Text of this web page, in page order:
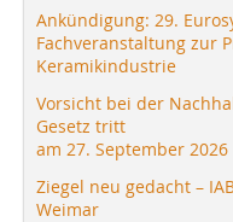
Ankündigung: 29.
Fachveranstaltung zur
Keramikindustrie
Vorsicht bei der
Gesetz tritt
am 27. September
Ziegel neu gedacht –
Weimar